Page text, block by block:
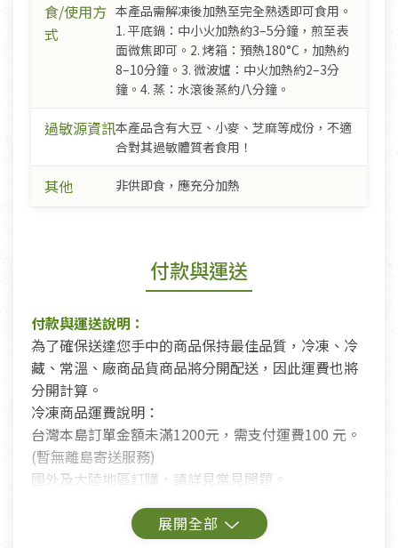
食/使用方
式
本產品需解凍後加熱至完全熟透即可食用。
1. 平底鍋：中小火加熱約3–5分鐘，煎至表
面微焦即可。2. 烤箱：預熱180°C，加熱約
8–10分鐘。3. 微波爐：中火加熱約2–3分
鐘。4. 蒸：水滾後蒸約八分鐘。
過敏源資訊本產品含有大豆、小麥、芝麻等成份，不適
合對其過敏體質者食用！
其他 非供即食，應充分加熱
付款與運送
付款與運送說明：
為了確保送達您手中的商品保持最佳品質，冷凍、冷
藏、常溫、廠商品貨商品將分開配送，因此運費也將
分開計算。
冷凍商品運費說明：
台灣本島訂單金額未滿1200元，需支付運費100 元。
(暫無離島寄送服務)
國外及大陸地區訂購，請詳見常見問題。